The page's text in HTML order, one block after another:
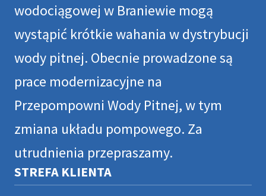
wodociągowej w Braniewie mogą
wystąpić krótkie wahania w dystrybucji
wody pitnej. Obecnie prowadzone są
prace modernizacyjne na
Przepompowni Wody Pitnej, w tym
zmiana układu pompowego. Za
utrudnienia przepraszamy.
STREFA KLIENTA